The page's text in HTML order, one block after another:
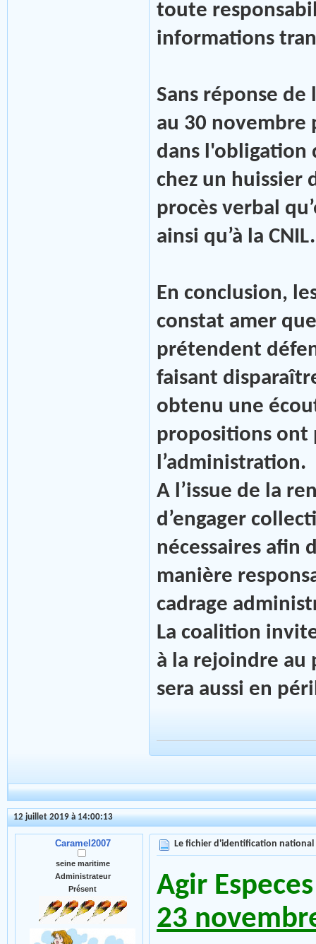
toute
informations
Sans réponse
au 30 novembre
dans l'obligation
chez un huissier
procès verbal
ainsi qu’à la CNIL.
En conclusion,
constat amer
prétendent
faisant
obtenu une
propositions ont
l’administration.
A l’issue de la
d’engager
nécessaires afin
manière
cadrage
La coalition
à la rejoindre
sera aussi en
12 juillet 2019 à 14:00:13
Caramel2007
seine maritime
Administrateur
Présent
Le fichier d'identification national
Agir Especes
23